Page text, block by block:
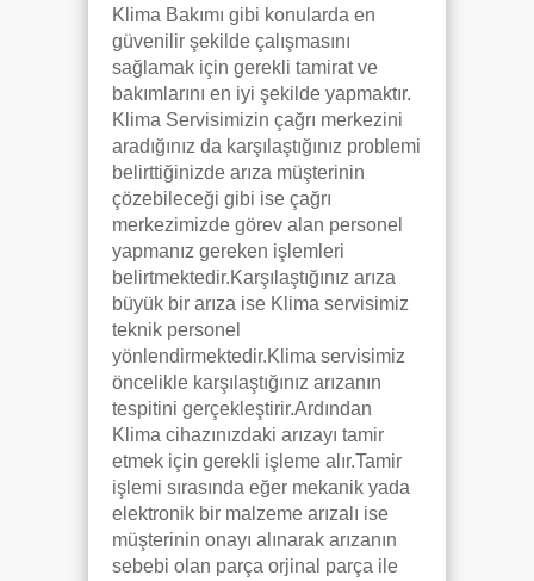
Klima Bakımı gibi konularda en
güvenilir şekilde çalışmasını
sağlamak için gerekli tamirat ve
bakımlarını en iyi şekilde yapmaktır.
Klima Servisimizin çağrı merkezini
aradığınız da karşılaştığınız problemi
belirttiğinizde arıza müşterinin
çözebileceği gibi ise çağrı
merkezimizde görev alan personel
yapmanız gereken işlemleri
belirtmektedir.Karşılaştığınız arıza
büyük bir arıza ise Klima servisimiz
teknik personel
yönlendirmektedir.Klima servisimiz
öncelikle karşılaştığınız arızanın
tespitini gerçekleştirir.Ardından
Klima cihazınızdaki arızayı tamir
etmek için gerekli işleme alır.Tamir
işlemi sırasında eğer mekanik yada
elektronik bir malzeme arızalı ise
müşterinin onayı alınarak arızanın
sebebi olan parça orjinal parça ile